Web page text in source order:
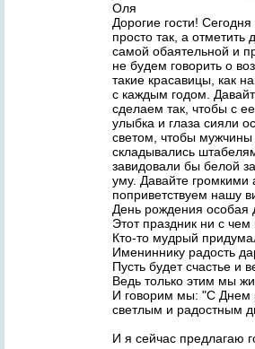
Оля
Дорогие гости!
просто так, а
самой обаятельной и
не будем говорить о
такие красавицы, как
с каждым годом.
сделаем так, чтобы с
улыбка и глаза сияли
светом, чтобы мужчины
складывались
завидовали бы белой
уму. Давайте громкими
поприветствуем нашу
День рождения особая
Этот праздник ни с чем
Кто-то мудрый
Имениннику радость
Пусть будет счастье и
Ведь только этим мы
И говорим мы: "С Днем
светлым и радостным
И я сейчас предлагаю